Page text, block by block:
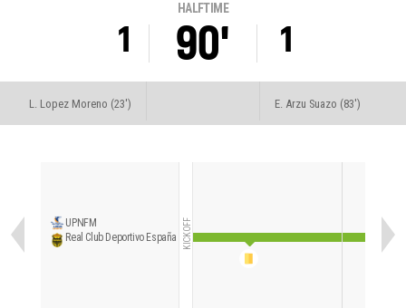
1
HALFTIME
90' 1
L. Lopez Moreno (23') E. Arzu Suazo (83')
UPNFM
Real Club Deportivo España KICKOFF